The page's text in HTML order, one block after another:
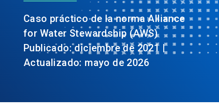
Caso práctico de la norma Alliance
for Water Stewardship (AWS)
Publicado: diciembre de 2021 |
Actualizado: mayo de 2026